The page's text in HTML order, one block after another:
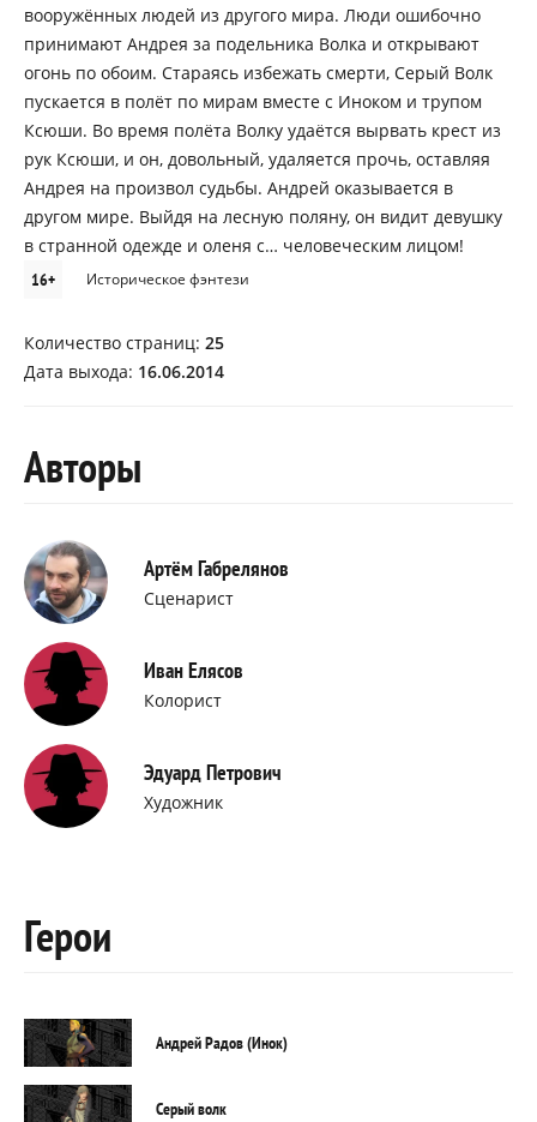
вооружённых людей из другого мира. Люди ошибочно
принимают Андрея за подельника Волка и открывают
огонь по обоим. Стараясь избежать смерти, Серый Волк
пускается в полёт по мирам вместе с Иноком и трупом
Ксюши. Во время полёта Волку удаётся вырвать крест из
рук Ксюши, и он, довольный, удаляется прочь, оставляя
Андрея на произвол судьбы. Андрей оказывается в
другом мире. Выйдя на лесную поляну, он видит девушку
в странной одежде и оленя с… человеческим лицом!
16+ Историческое фэнтези
Количество страниц: 25
Дата выхода: 16.06.2014
Авторы
Артём Габрелянов
Сценарист
Иван Елясов
Колорист
Эдуард Петрович
Художник
Герои
Андрей Радов (Инок)
Серый волк